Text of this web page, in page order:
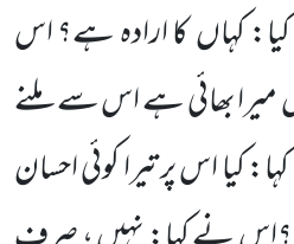
کہاںکا ارادہ ہے؟ اس
میرا بھائی ہے اس سے ملنے
کیا اس پر تیرا کوئی احسان